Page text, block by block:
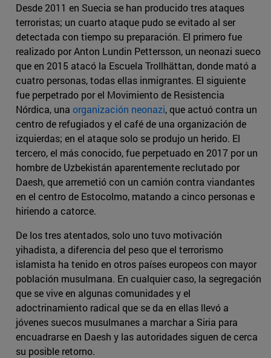
Desde 2011 en Suecia se han producido tres ataques
terroristas; un cuarto ataque pudo se evitado al ser
detectada con tiempo su preparación. El primero fue
realizado por Anton Lundin Pettersson, un neonazi sueco
que en 2015 atacó la Escuela Trollhättan, donde mató a
cuatro personas, todas ellas inmigrantes. El siguiente
fue perpetrado por el Movimiento de Resistencia
Nórdica, una organización neonazi, que actuó contra un
centro de refugiados y el café de una organización de
izquierdas; en el ataque solo se produjo un herido. El
tercero, el más conocido, fue perpetuado en 2017 por un
hombre de Uzbekistán aparentemente reclutado por
Daesh, que arremetió con un camión contra viandantes
en el centro de Estocolmo, matando a cinco personas e
hiriendo a catorce.
De los tres atentados, solo uno tuvo motivación
yihadista, a diferencia del peso que el terrorismo
islamista ha tenido en otros países europeos con mayor
población musulmana. En cualquier caso, la segregación
que se vive en algunas comunidades y el
adoctrinamiento radical que se da en ellas llevó a
jóvenes suecos musulmanes a marchar a Siria para
encuadrarse en Daesh y las autoridades siguen de cerca
su posible retorno.